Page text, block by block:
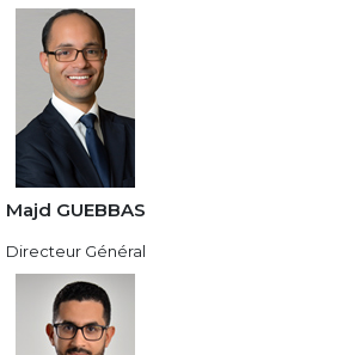
Majd GUEBBAS
Directeur Général